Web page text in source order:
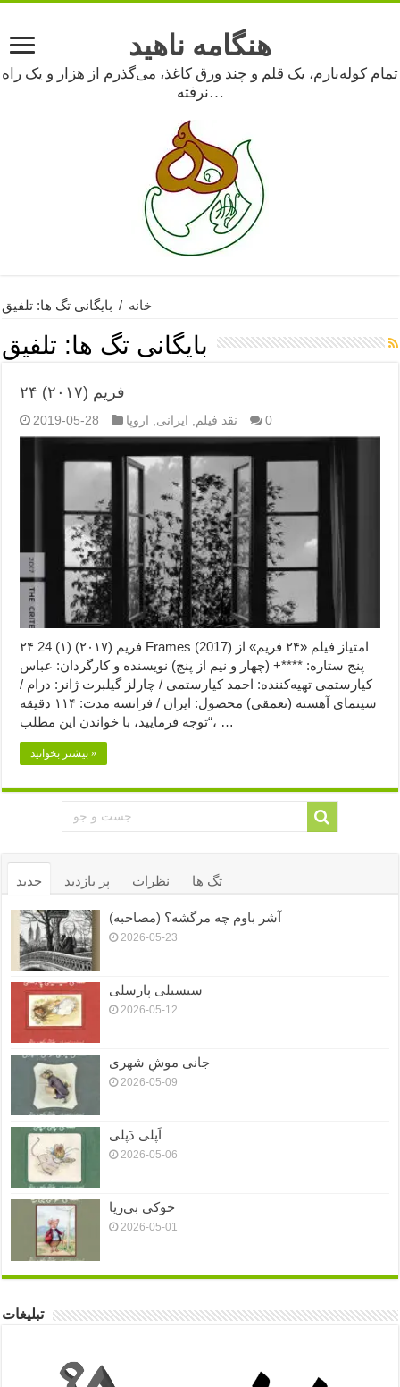
هنگامه ناهید
تمام کوله‌بارم، یک قلم و چند ورق کاغذ، می‌گذرم از هزار و یک راه
نرفته…
خانه / بایگانی تگ ها: تلفیق
بایگانی تگ ها: تلفیق
۲۴ فریم (۲۰۱۷)
2019-05-28 نقد فیلم ایرانی اروپا 0
۲۴ فریم (۲۰۱۷) (۱) 24 Frames (2017) امتیاز فیلم «۲۴ فریم» از
پنج ستاره: ****+ (چهار و نیم از پنج) نویسنده و کارگردان: عباس
کیارستمی تهیه‌کننده: احمد کیارستمی / چارلز گیلبرت ژانر: درام /
سینمای آهسته (تعمقی) محصول: ایران / فرانسه مدت: ۱۱۴ دقیقه
“توجه فرمایید،‌ با خواندن این مطلب، …
بیشتر بخوانید »
جدید پر بازدید نظرات تگ ها
آشر باوم چه مرگشه؟ (مصاحبه)
2026-05-23
سیسیلی پارسلی
2026-05-12
جانی موشِ شهری
2026-05-09
اَپلی دَپلی
2026-05-06
خوکی بی‌ریا
2026-05-01
تبلیغات